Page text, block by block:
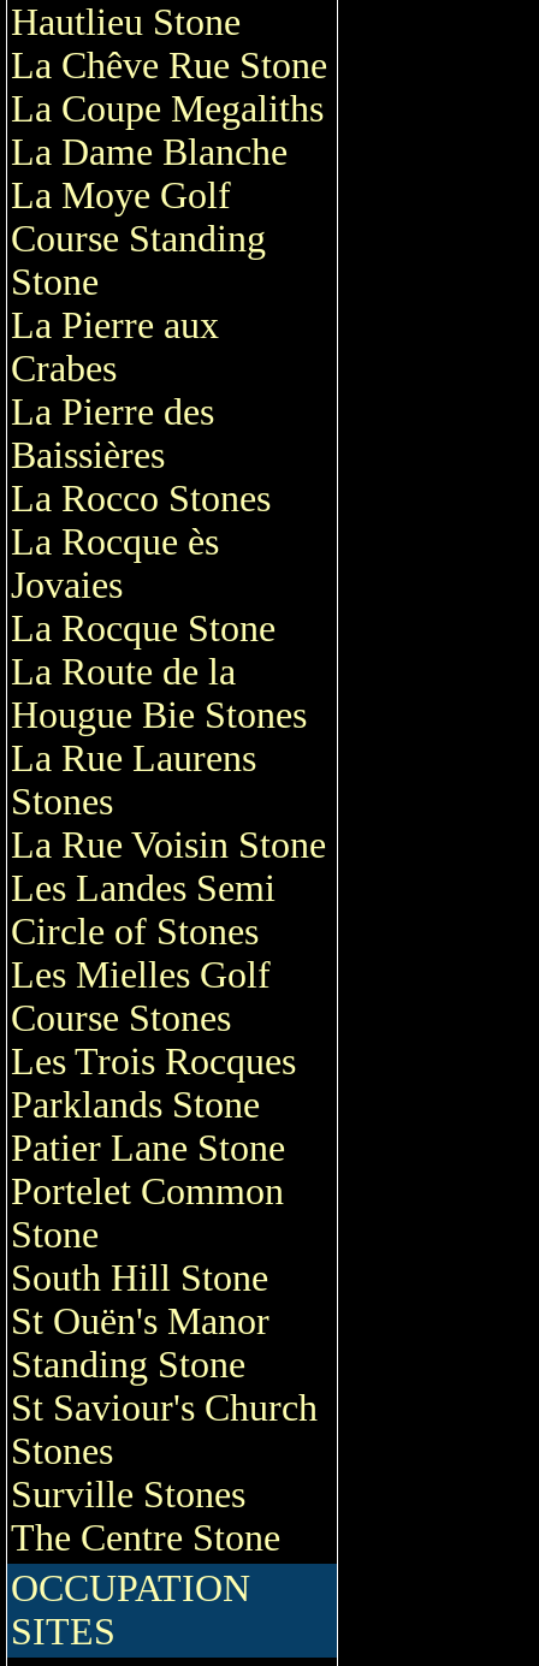
Hautlieu Stone
La Chêve Rue Stone
La Coupe Megaliths
La Dame Blanche
La Moye Golf
Course Standing
Stone
La Pierre aux
Crabes
La Pierre des
Baissières
La Rocco Stones
La Rocque ès
Jovaies
La Rocque Stone
La Route de la
Hougue Bie Stones
La Rue Laurens
Stones
La Rue Voisin Stone
Les Landes Semi
Circle of Stones
Les Mielles Golf
Course Stones
Les Trois Rocques
Parklands Stone
Patier Lane Stone
Portelet Common
Stone
South Hill Stone
St Ouën's Manor
Standing Stone
St Saviour's Church
Stones
Surville Stones
The Centre Stone
OCCUPATION
SITES